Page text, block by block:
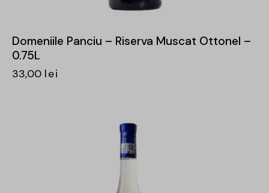
Domeniile Panciu – Riserva Muscat Ottonel –
0.75L
33,00 lei